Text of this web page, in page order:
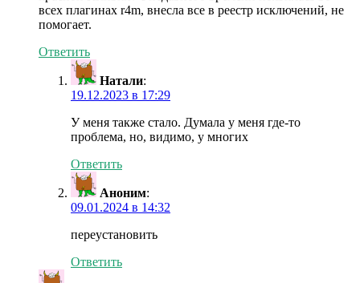
всех плагинах r4m, внесла все в реестр исключений, не
помогает.
Ответить
Натали:
19.12.2023 в 17:29
У меня также стало. Думала у меня где-то
проблема, но, видимо, у многих
Ответить
Аноним:
09.01.2024 в 14:32
переустановить
Ответить